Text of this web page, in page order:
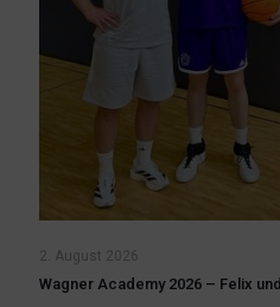
2. August 2026
Wagner Academy 2026 – Felix